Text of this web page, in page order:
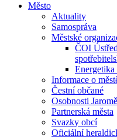
Město
Aktuality
Samospráva
Městské
ČOI
Energetika
Informace o
Čestní občané
Osobnosti
Partnerská města
Svazky obcí
Oficiální